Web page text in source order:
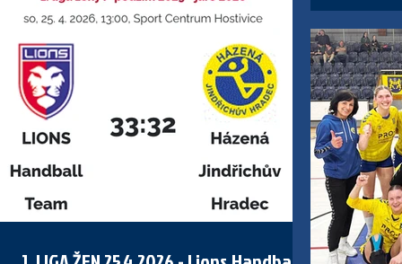
poradit s kombinacemi domácích a v útoku nás
Vršovické zodpovědně ubránily. Neměly tam
téměř žádné slabší místo. Náš útok byl málo
důrazný a často bez nápadu. Přesto jsme zahr
a skóre
útočné
zahráli
jsme
podařilo
Odehráli
zápas,